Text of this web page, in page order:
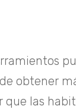
obtener
que las